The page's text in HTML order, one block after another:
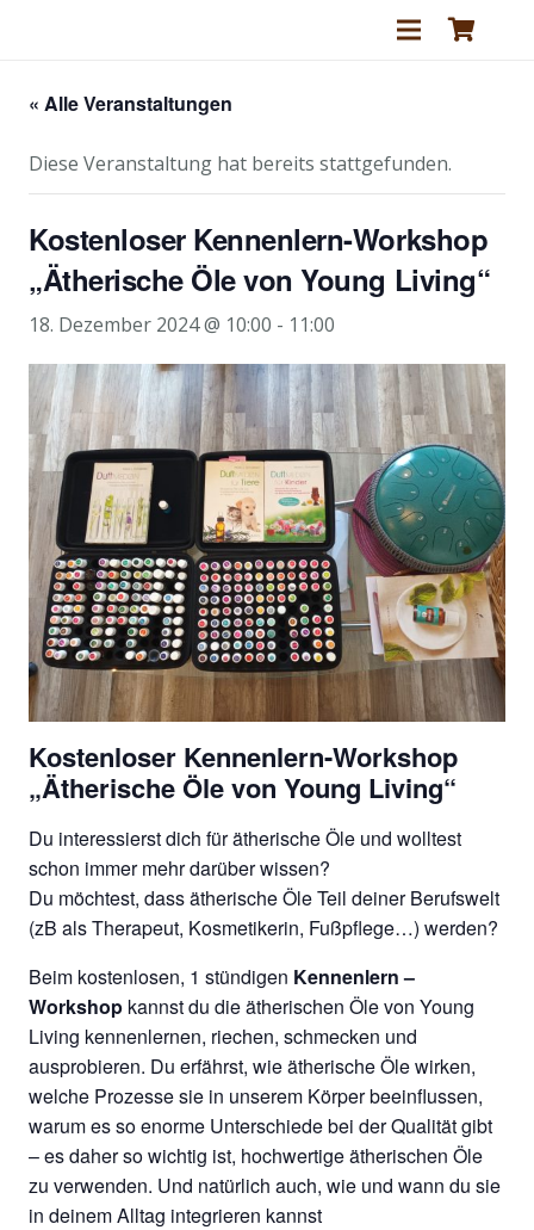
« Alle Veranstaltungen
Diese Veranstaltung hat bereits stattgefunden.
Kostenloser Kennenlern-Workshop
„Ätherische Öle von Young Living“
18. Dezember 2024 @ 10:00 - 11:00
Kostenloser Kennenlern-Workshop
„Ätherische Öle von Young Living“
Du interessierst dich für ätherische Öle und wolltest
schon immer mehr darüber wissen?
Du möchtest, dass ätherische Öle Teil deiner Berufswelt
(zB als Therapeut, Kosmetikerin, Fußpflege…) werden?
Beim kostenlosen, 1 stündigen Kennenlern –
Workshop kannst du die ätherischen Öle von Young
Living kennenlernen, riechen, schmecken und
ausprobieren. Du erfährst, wie ätherische Öle wirken,
welche Prozesse sie in unserem Körper beeinflussen,
warum es so enorme Unterschiede bei der Qualität gibt
– es daher so wichtig ist, hochwertige ätherischen Öle
zu verwenden. Und natürlich auch, wie und wann du sie
in deinem Alltag integrieren kannst